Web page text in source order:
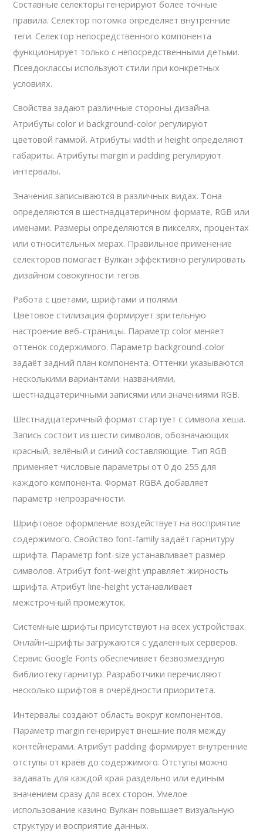
Составные селекторы генерируют более точные
правила. Селектор потомка определяет внутренние
теги. Селектор непосредственного компонента
функционирует только с непосредственными детьми.
Псевдоклассы используют стили при конкретных
условиях.
Свойства задают различные стороны дизайна.
Атрибуты color и background-color регулируют
цветовой гаммой. Атрибуты width и height определяют
габариты. Атрибуты margin и padding регулируют
интервалы.
Значения записываются в различных видах. Тона
определяются в шестнадцатеричном формате, RGB или
именами. Размеры определяются в пикселях, процентах
или относительных мерах. Правильное применение
селекторов помогает Вулкан эффективно регулировать
дизайном совокупности тегов.
Работа с цветами, шрифтами и полями
Цветовое стилизация формирует зрительную
настроение веб-страницы. Параметр color меняет
оттенок содержимого. Параметр background-color
задаёт задний план компонента. Оттенки указываются
несколькими вариантами: названиями,
шестнадцатеричными записями или значениями RGB.
Шестнадцатеричный формат стартует с символа хеша.
Запись состоит из шести символов, обозначающих
красный, зелёный и синий составляющие. Тип RGB
применяет числовые параметры от 0 до 255 для
каждого компонента. Формат RGBA добавляет
параметр непрозрачности.
Шрифтовое оформление воздействует на восприятие
содержимого. Свойство font-family задаёт гарнитуру
шрифта. Параметр font-size устанавливает размер
символов. Атрибут font-weight управляет жирность
шрифта. Атрибут line-height устанавливает
межстрочный промежуток.
Системные шрифты присутствуют на всех устройствах.
Онлайн-шрифты загружаются с удалённых серверов.
Сервис Google Fonts обеспечивает безвозмездную
библиотеку гарнитур. Разработчики перечисляют
несколько шрифтов в очерёдности приоритета.
Интервалы создают область вокруг компонентов.
Параметр margin генерирует внешние поля между
контейнерами. Атрибут padding формирует внутренние
отступы от краёв до содержимого. Отступы можно
задавать для каждой края раздельно или единым
значением сразу для всех сторон. Умелое
использование казино Вулкан повышает визуальную
структуру и восприятие данных.